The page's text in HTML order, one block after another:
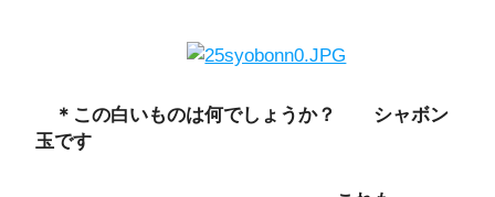
＊この白いものは何でしょうか？ シャボン
玉です